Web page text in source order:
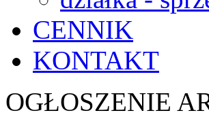
CENNIK
KONTAKT
OGŁOSZENIE